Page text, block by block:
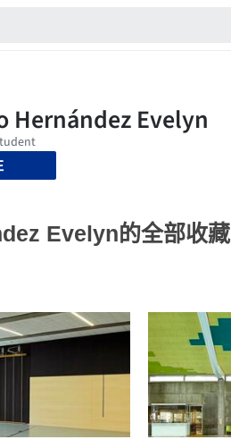
Evelyn的全部收藏